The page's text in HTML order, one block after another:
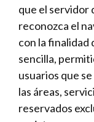
que el servidor
reconozca el
con la finalidad
sencilla,
usuarios que
las áreas,
reservados